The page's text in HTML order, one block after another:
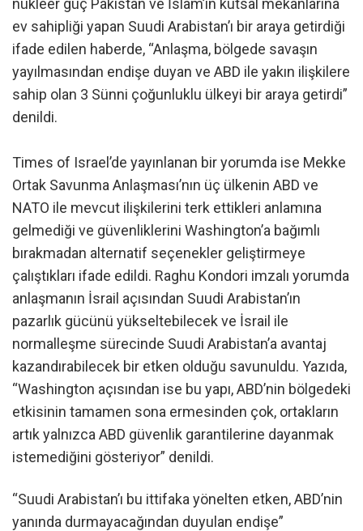
nükleer güç Pakistan ve İslam’ın kutsal mekanlarına
ev sahipliği yapan Suudi Arabistan’ı bir araya getirdiği
ifade edilen haberde, “Anlaşma, bölgede savaşın
yayılmasından endişe duyan ve ABD ile yakın ilişkilere
sahip olan 3 Sünni çoğunluklu ülkeyi bir araya getirdi”
denildi.
Times of Israel’de yayınlanan bir yorumda ise Mekke
Ortak Savunma Anlaşması’nın üç ülkenin ABD ve
NATO ile mevcut ilişkilerini terk ettikleri anlamına
gelmediği ve güvenliklerini Washington’a bağımlı
bırakmadan alternatif seçenekler geliştirmeye
çalıştıkları ifade edildi. Raghu Kondori imzalı yorumda
anlaşmanın İsrail açısından Suudi Arabistan’ın
pazarlık gücünü yükseltebilecek ve İsrail ile
normalleşme sürecinde Suudi Arabistan’a avantaj
kazandırabilecek bir etken olduğu savunuldu. Yazıda,
“Washington açısından ise bu yapı, ABD’nin bölgedeki
etkisinin tamamen sona ermesinden çok, ortakların
artık yalnızca ABD güvenlik garantilerine dayanmak
istemediğini gösteriyor” denildi.
“Suudi Arabistan’ı bu ittifaka yönelten etken, ABD’nin
yanında durmayacağından duyulan endişe”